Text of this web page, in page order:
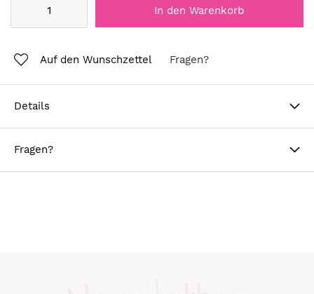
In den Warenkorb
Auf den Wunschzettel Fragen?
Details
Fragen?